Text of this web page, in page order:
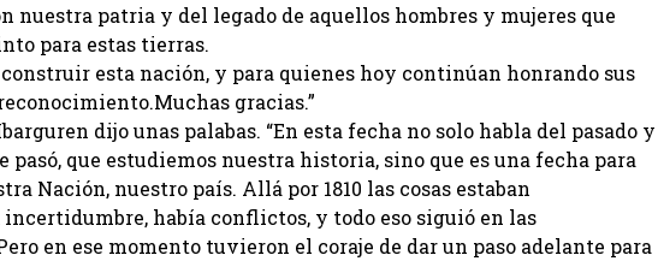
nuestra patria y del legado de aquellos hombres y mujeres que
para estas tierras.
esta nación, y para quienes hoy continúan honrando sus
gracias.”
dijo unas palabas. “En esta fecha no solo habla del pasado y
pasó, que estudiemos nuestra historia, sino que es una fecha para
Nación, nuestro país. Allá por 1810 las cosas estaban
había conflictos, y todo eso siguió en las
en ese momento tuvieron el coraje de dar un paso adelante para